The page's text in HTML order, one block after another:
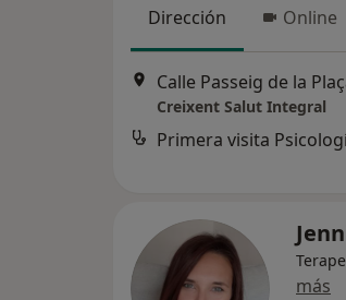
Dirección Online
Creixent Salut Integral
Primera visita
más